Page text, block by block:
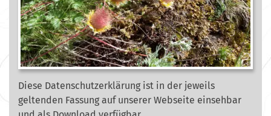
Diese Datenschutzerklärung ist in der jeweils
geltenden Fassung auf unserer Webseite einsehbar